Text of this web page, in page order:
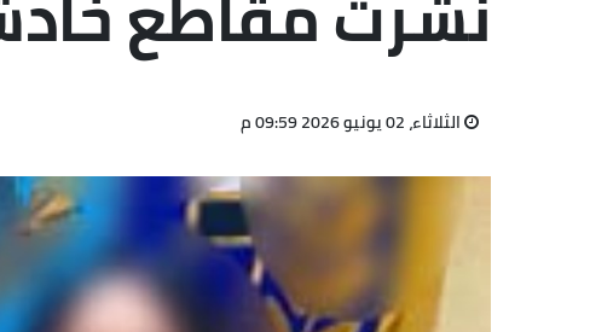
الثلاثاء، 02 يونيو 2026 09:59 م